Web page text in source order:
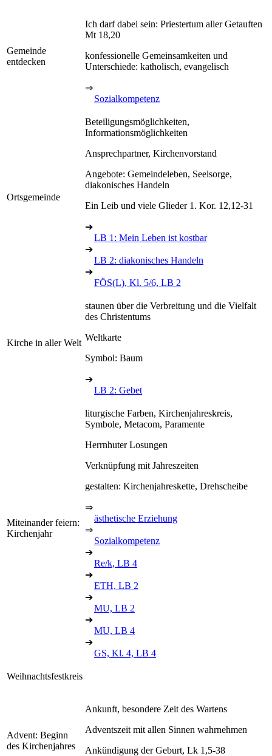
Gemeinde
entdecken
Ich darf dabei sein: Priestertum aller Getauften
Mt 18,20
konfessionelle Gemeinsamkeiten und
Unterschiede: katholisch, evangelisch
⇒
Sozialkompetenz
Ortsgemeinde
Beteiligungsmöglichkeiten,
Informationsmöglichkeiten
Ansprechpartner, Kirchenvorstand
Angebote: Gemeindeleben, Seelsorge,
diakonisches Handeln
Ein Leib und viele Glieder 1. Kor. 12,12-31
➔
LB 1: Mein Leben ist kostbar
➔
LB 2: diakonisches Handeln
➔
FÖS(L), Kl. 5/6, LB 2
Kirche in aller Welt
staunen über die Verbreitung und die Vielfalt
des Christentums
Weltkarte
Symbol: Baum
➔
LB 2: Gebet
Miteinander feiern:
Kirchenjahr
liturgische Farben, Kirchenjahreskreis,
Symbole, Metacom, Paramente
Herrnhuter Losungen
Verknüpfung mit Jahreszeiten
gestalten: Kirchenjahreskette, Drehscheibe
⇒
ästhetische Erziehung
⇒
Sozialkompetenz
➔
Re/k, LB 4
➔
ETH, LB 2
➔
MU, LB 2
➔
MU, LB 4
➔
GS, Kl. 4, LB 4
Weihnachtsfestkreis
Advent: Beginn
des Kirchenjahres
Ankunft, besondere Zeit des Wartens
Adventszeit mit allen Sinnen wahrnehmen
Ankündigung der Geburt, Lk 1,5-38